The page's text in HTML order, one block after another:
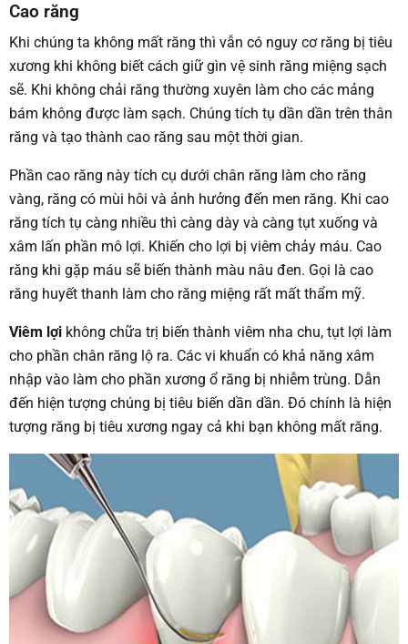
Cao răng
Khi chúng ta không mất răng thì vẫn có nguy cơ răng bị tiêu
xương khi không biết cách giữ gìn vệ sinh răng miệng sạch
sẽ. Khi không chải răng thường xuyên làm cho các mảng
bám không được làm sạch. Chúng tích tụ dần dần trên thân
răng và tạo thành cao răng sau một thời gian.
Phần cao răng này tích cụ dưới chân răng làm cho răng
vàng, răng có mùi hôi và ảnh hưởng đến men răng. Khi cao
răng tích tụ càng nhiều thì càng dày và càng tụt xuống và
xâm lấn phần mô lợi. Khiến cho lợi bị viêm chảy máu. Cao
răng khi gặp máu sẽ biến thành màu nâu đen. Gọi là cao
răng huyết thanh làm cho răng miệng rất mất thẩm mỹ.
Viêm lợi không chữa trị biến thành viêm nha chu, tụt lợi làm
cho phần chân răng lộ ra. Các vi khuẩn có khả năng xâm
nhập vào làm cho phần xương ổ răng bị nhiễm trùng. Dẫn
đến hiện tượng chúng bị tiêu biến dần dần. Đó chính là hiện
tượng răng bị tiêu xương ngay cả khi bạn không mất răng.